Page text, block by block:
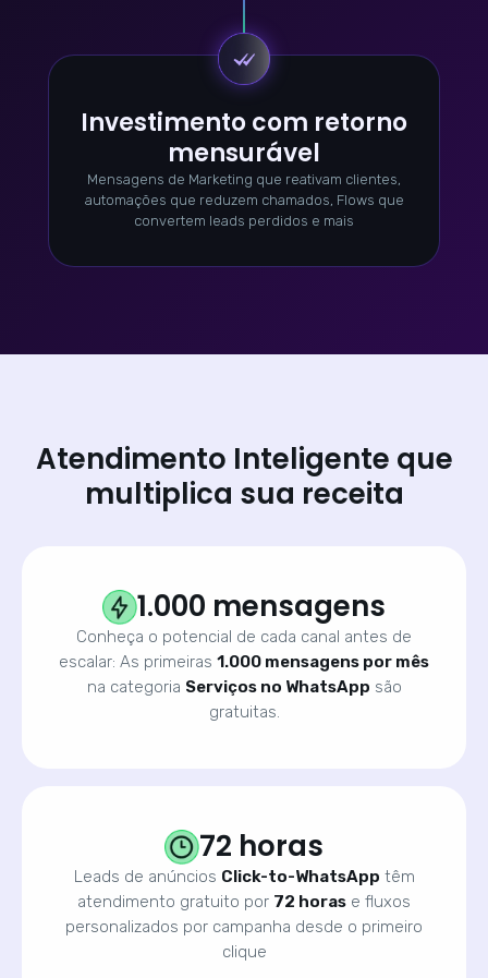
Investimento com retorno
mensurável
Mensagens de Marketing que reativam clientes,
automações que reduzem chamados, Flows que
convertem leads perdidos e mais
Atendimento Inteligente que
multiplica sua receita
1.000 mensagens
Conheça o potencial de cada canal antes de
escalar: As primeiras 1.000 mensagens por mês
na categoria Serviços no WhatsApp são
gratuitas.
72 horas
Leads de anúncios Click-to-WhatsApp têm
atendimento gratuito por 72 horas e fluxos
personalizados por campanha desde o primeiro
clique